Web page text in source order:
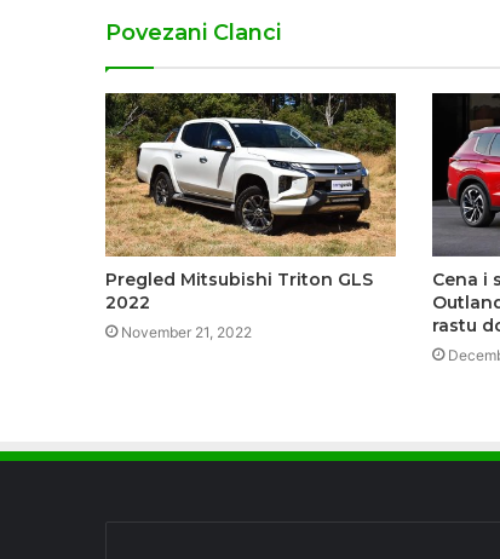
Povezani Clanci
Pregled Mitsubishi Triton GLS
2022
November 21, 2022
Cena i
rastu